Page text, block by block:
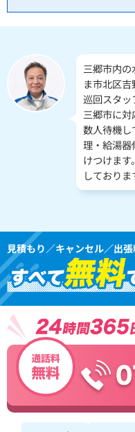
三郷市内
ま市北区
巡回スタッ
三郷市に
数人待機し
理・給湯器
けつけま
しておりま
見積もり／キャンセル／出